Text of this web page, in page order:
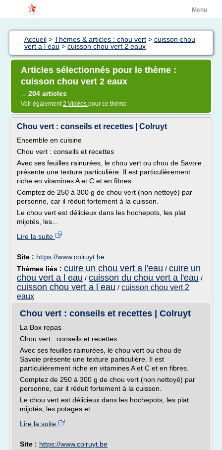
Menu
Accueil > Thèmes & articles : chou vert > cuisson chou
vert a l eau > cuisson chou vert 2 eaux
Articles sélectionnés pour le thème :
cuisson chou vert 2 eaux
→ 204 articles
Voir également2 Vidéos pour ce thème
Chou vert : conseils et recettes | Colruyt
Ensemble en cuisine
Chou vert : conseils et recettes
Avec ses feuilles rainurées, le chou vert ou chou de Savoie
présente une texture particulière. Il est particulièrement
riche en vitamines A et C et en fibres.
Comptez de 250 à 300 g de chou vert (non nettoyé) par
personne, car il réduit fortement à la cuisson.
Le chou vert est délicieux dans les hochepots, les plat
mijotés, les...
Lire la suite
Site : https://www.colruyt.be
Thèmes liés : cuire un chou vert a l'eau / cuire un
chou vert a l eau / cuisson du chou vert a l'eau /
cuisson chou vert a l eau / cuisson chou vert 2
eaux
Chou vert : conseils et recettes | Colruyt
La Box repas
Chou vert : conseils et recettes
Avec ses feuilles rainurées, le chou vert ou chou de
Savoie présente une texture particulière. Il est
particulièrement riche en vitamines A et C et en fibres.
Comptez de 250 à 300 g de chou vert (non nettoyé) par
personne, car il réduit fortement à la cuisson.
Le chou vert est délicieux dans les hochepots, les plat
mijotés, les potages et...
Lire la suite
Site : https://www.colruyt.be